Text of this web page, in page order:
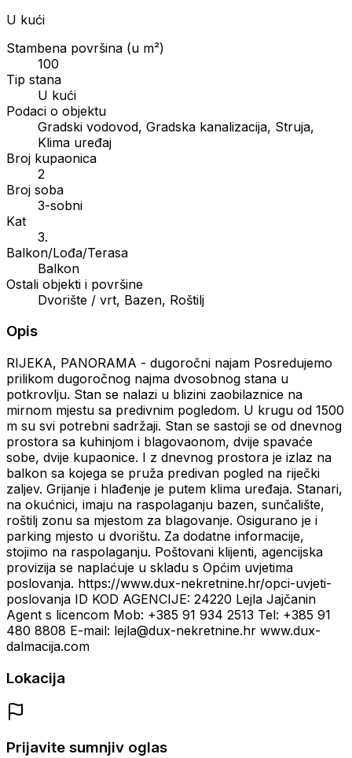
U kući
Stambena površina (u m²)
100
Tip stana
U kući
Podaci o objektu
Gradski vodovod, Gradska kanalizacija, Struja,
Klima uređaj
Broj kupaonica
2
Broj soba
3-sobni
Kat
3.
Balkon/Lođa/Terasa
Balkon
Ostali objekti i površine
Dvorište / vrt, Bazen, Roštilj
Opis
RIJEKA, PANORAMA - dugoročni najam Posredujemo
prilikom dugoročnog najma dvosobnog stana u
potkrovlju. Stan se nalazi u blizini zaobilaznice na
mirnom mjestu sa predivnim pogledom. U krugu od 1500
m su svi potrebni sadržaji. Stan se sastoji se od dnevnog
prostora sa kuhinjom i blagovaonom, dvije spavaće
sobe, dvije kupaonice. I z dnevnog prostora je izlaz na
balkon sa kojega se pruža predivan pogled na riječki
zaljev. Grijanje i hlađenje je putem klima uređaja. Stanari,
na okućnici, imaju na raspolaganju bazen, sunčalište,
roštilj zonu sa mjestom za blagovanje. Osigurano je i
parking mjesto u dvorištu. Za dodatne informacije,
stojimo na raspolaganju. Poštovani klijenti, agencijska
provizija se naplaćuje u skladu s Općim uvjetima
poslovanja. https://www.dux-nekretnine.hr/opci-uvjeti-
poslovanja ID KOD AGENCIJE: 24220 Lejla Jajčanin
Agent s licencom Mob: +385 91 934 2513 Tel: +385 91
480 8808 E-mail: lejla@dux-nekretnine.hr www.dux-
dalmacija.com
Lokacija
Prijavite sumnjiv oglas